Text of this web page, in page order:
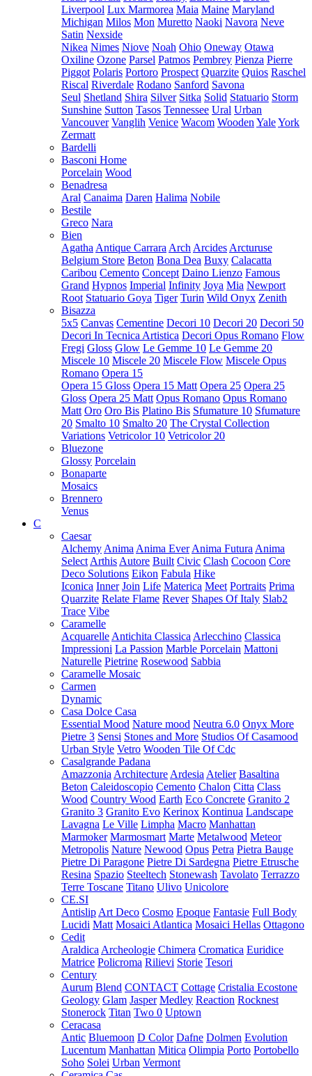
Liverpool Lux Marmorea Maia Maine Maryland
Michigan Milos Mon Muretto Naoki Navora Neve
Satin Nexside
Nikea Nimes Niove Noah Ohio Oneway Otawa
Oxiline Ozone Parsel Patmos Pembrey Pienza Pierre
Piggot Polaris Portoro Prospect Quarzite Quios Raschel
Riscal Riverdale Rodano Sanford Savona
Seul Shetland Shira Silver Sitka Solid Statuario Storm
Sunshine Sutton Tasos Tennessee Ural Urban
Vancouver Vanglih Venice Wacom Wooden YaleYork
Zermatt
Bardelli
Basconi Home
Porcelain Wood
Benadresa
Aral Canaima Daren Halima Nobile
Bestile
Greco Nara
Bien
Agatha Antique Carrara Arch Arcides Arcturuse
Belgium Store Beton Bona Dea Buxy Calacatta
Caribou Cemento Concept Daino Lienzo Famous
Grand Hypnos Imperial Infinity Joya Mia Newport
Root Statuario Goya Tiger Turin Wild Onyx Zenith
Bisazza
5x5 Canvas Cementine Decori 10 Decori 20 Decori 50
Decori In Tecnica Artistica Decori Opus Romano Flow
Fregi Gloss Glow Le Gemme 10 Le Gemme 20
Miscele 10 Miscele 20 Miscele Flow Miscele Opus
Romano Opera 15
Opera 15 Gloss Opera 15 Matt Opera 25 Opera 25
Gloss Opera 25 Matt Opus Romano Opus Romano
Matt Oro Oro Bis Platino Bis Sfumature 10 Sfumature
20 Smalto 10 Smalto 20 The Crystal Collection
Variations Vetricolor 10 Vetricolor 20
Bluezone
Glossy Porcelain
Bonaparte
Mosaics
Brennero
Venus
C
Caesar
Alchemy Anima Anima Ever Anima Futura Anima
Select Arthis Autore Built Civic Clash Cocoon Core
Deco Solutions Eikon Fabula Hike
Iconica Inner Join Life Materica Meet Portraits Prima
Quarzite Relate Flame Rever Shapes Of Italy Slab2
Trace Vibe
Caramelle
Acquarelle Antichita Classica Arlecchino Classica
Impressioni La Passion Marble Porcelain Mattoni
Naturelle Pietrine Rosewood Sabbia
Caramelle Mosaic
Carmen
Dynamic
Casa Dolce Casa
Essential Mood Nature mood Neutra 6.0 Onyx More
Pietre 3 Sensi Stones and More Studios Of Casamood
Urban Style Vetro Wooden Tile Of Cdc
Casalgrande Padana
Amazzonia Architecture Ardesia Atelier Basaltina
Beton Caleidoscopio Cemento Chalon Citta Class
Wood Country Wood Earth Eco Concrete Granito 2
Granito 3 Granito Evo Kerinox Kontinua Landscape
Lavagna Le Ville Limpha Macro Manhattan
Marmoker Marmosmart Marte Metalwood Meteor
Metropolis Nature Newood Opus Petra Pietra Bauge
Pietre Di Paragone Pietre Di Sardegna Pietre Etrusche
Resina Spazio Steeltech Stonewash Tavolato Terrazzo
Terre Toscane Titano Ulivo Unicolore
CE.SI
Antislip Art Deco Cosmo Epoque Fantasie Full Body
Lucidi Matt Mosaici Atlantica Mosaici Hellas Ottagono
Cedit
Araldica Archeologie Chimera Cromatica Euridice
Matrice Policroma Rilievi Storie Tesori
Century
Aurum Blend CONTACT Cottage Cristalia Ecostone
Geology Glam Jasper Medley Reaction Rocknest
Stonerock Titan Two 0 Uptown
Ceracasa
Antic Bluemoon D Color Dafne Dolmen Evolution
Lucentum Manhattan Mitica Olimpia Porto Portobello
Soho Solei Urban Vermont